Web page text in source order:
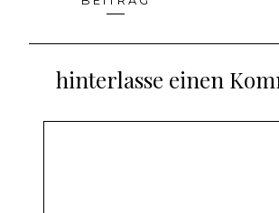
hinterlasse einen